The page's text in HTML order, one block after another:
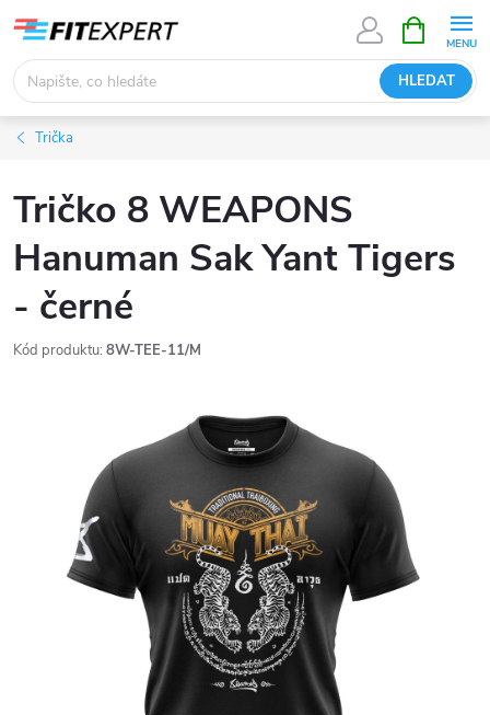
obsah
HLEDAT
NÁKUPNÍ
KOŠÍK
Trička
Tričko 8 WEAPONS
Hanuman Sak Yant Tigers
- černé
Kód produktu: 8W-TEE-11/M